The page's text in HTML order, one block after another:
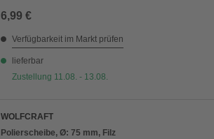
6,99 €
Verfügbarkeit im Markt prüfen
lieferbar
Zustellung 11.08. - 13.08.
WOLFCRAFT
Polierscheibe, Ø: 75 mm, Filz